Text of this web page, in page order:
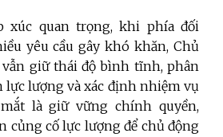
xúc quan trọng, khi phía đối
yêu cầu gây khó khăn, Chủ
giữ thái độ bình tĩnh, phân
lực lượng và xác định nhiệm vụ
là giữ vững chính quyền,
củng cố lực lượng để chủ động